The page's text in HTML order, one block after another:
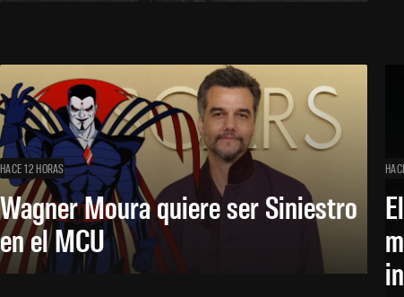
HACE 12 HORAS
Wagner Moura quiere ser Siniestro
en el MCU